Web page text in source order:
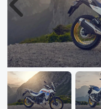
Anterior